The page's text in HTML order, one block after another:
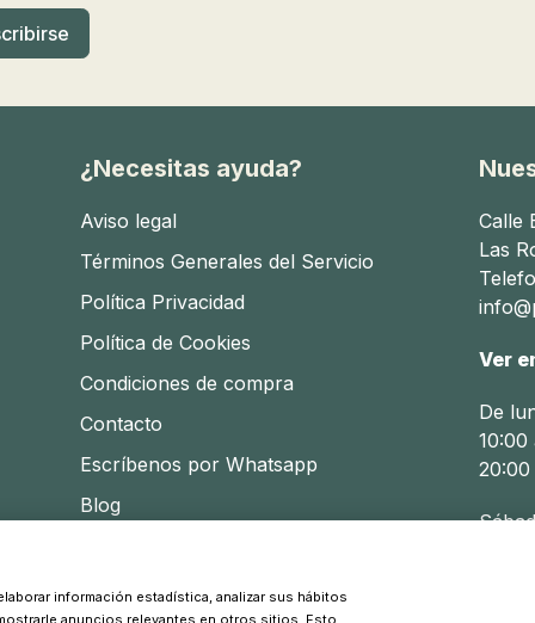
¿Necesitas ayuda?
Aviso legal
Términos Generales del Servicio
Política Privacidad
Política de Cookies
Condiciones de compra
Contacto
Escríbenos por Whatsapp
Blog
Calle
Las
Ver
De
10:00
20:00
información estadística, analizar sus hábitos
anuncios relevantes en otros sitios. Esto